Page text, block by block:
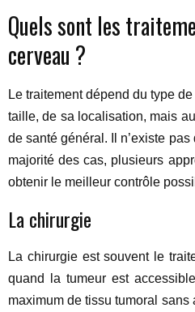
Quels sont les
cerveau ?
Le traitement dépend du type
taille, de sa localisation, mais
de santé général. Il n’existe
majorité des cas, plusieurs
obtenir le meilleur contrôle
La chirurgie
La chirurgie est souvent le
quand la tumeur est
maximum de tissu tumoral